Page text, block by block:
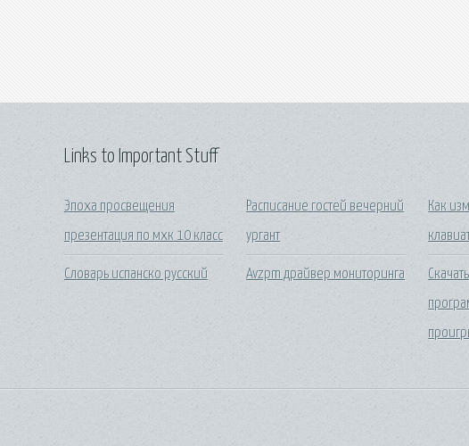
Links to Important Stuff
Эпоха просвещения
презентация по мхк 10 класс
Словарь испанско русский
Расписание гостей вечерний
ургант
Avzpm драйвер мониторинга
Как